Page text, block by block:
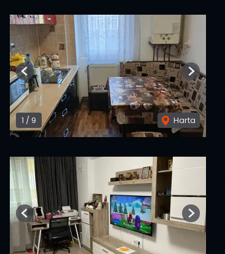
1 / 9 Harta
Previous Next
Previous Next